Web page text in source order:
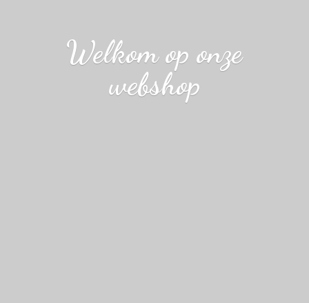
Welkom oponze
webshop